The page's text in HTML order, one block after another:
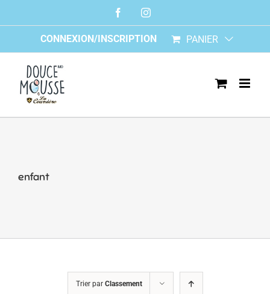
FacebookInstagram
CONNEXION/INSCRIPTION PANIER
enfant
Trier par Classement